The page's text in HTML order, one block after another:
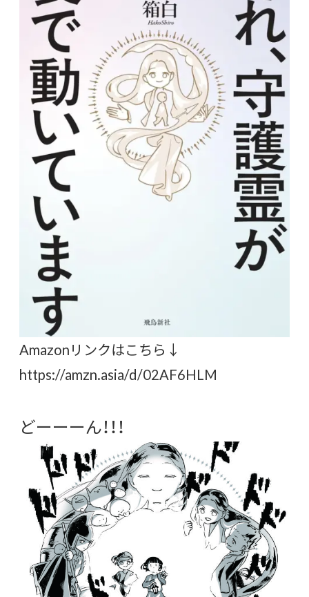
Amazonリンクはこちら↓
https://amzn.asia/d/02AF6HLM
どーーーん！！！